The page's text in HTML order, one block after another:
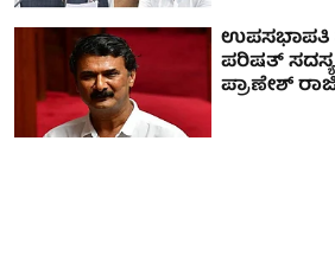
ಉಪಸಭಾಪತಿ
ಪರಿಷತ್ ಸದಸ್ಯ
ಪ್ರಾಣೇಶ್